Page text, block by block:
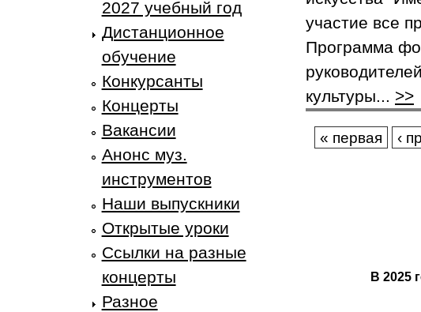
2027 учебный год
Дистанционное
обучение
Конкурсанты
Концерты
Вакансии
Анонс муз.
инструментов
Наши выпускники
Открытые уроки
Ссылки на разные
концерты
Разное
участие все
Программа
культуры... >>
« первая ‹
В 2025